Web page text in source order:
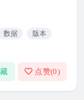
数据
版本
点赞(0)